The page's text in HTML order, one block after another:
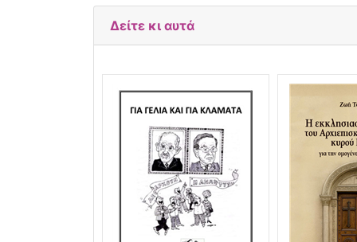
Δείτε κι αυτά